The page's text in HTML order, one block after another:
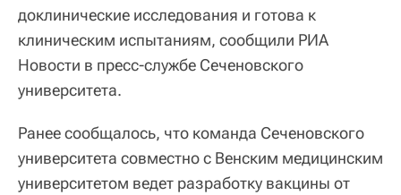
доклинические исследования и готова к
клиническим испытаниям, сообщили РИА
Новости в пресс-службе Сеченовского
университета.
Ранее сообщалось, что команда Сеченовского
университета совместно с Венским медицинским
университетом ведет разработку вакцины от